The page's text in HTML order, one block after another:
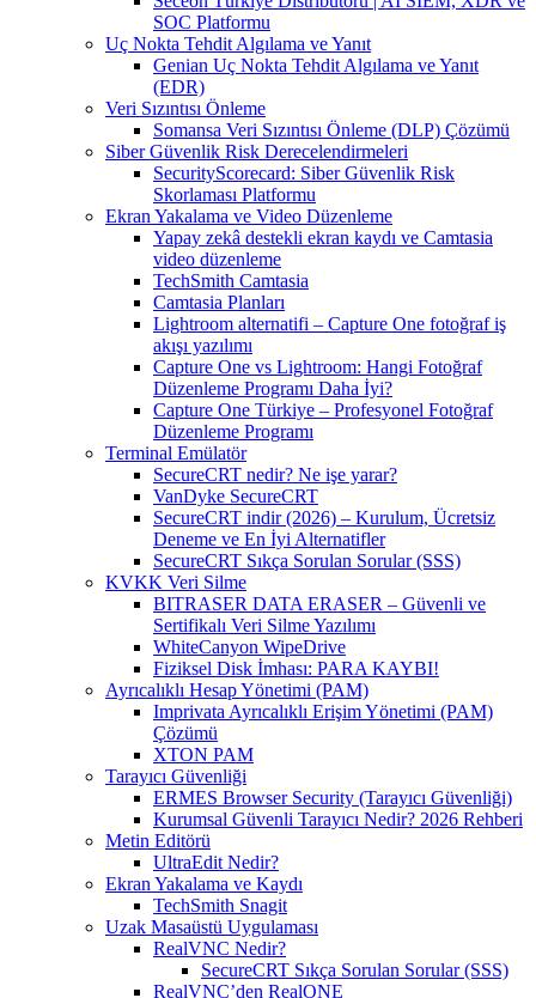
SOC Platformu
Uç Nokta Tehdit Algılama ve Yanıt
Genian Uç Nokta Tehdit Algılama ve Yanıt
(EDR)
Veri Sızıntısı Önleme
Somansa Veri Sızıntısı Önleme (DLP) Çözümü
Siber Güvenlik Risk Derecelendirmeleri
SecurityScorecard: Siber Güvenlik Risk
Skorlaması Platformu
Ekran Yakalama ve Video Düzenleme
Yapay zekâ destekli ekran kaydı ve Camtasia
video düzenleme
TechSmith Camtasia
Camtasia Planları
Lightroom alternatifi – Capture One fotoğraf iş
akışı yazılımı
Capture One vs Lightroom: Hangi Fotoğraf
Düzenleme Programı Daha İyi?
Capture One Türkiye – Profesyonel Fotoğraf
Düzenleme Programı
Terminal Emülatör
SecureCRT nedir? Ne işe yarar?
VanDyke SecureCRT
SecureCRT indir (2026) – Kurulum, Ücretsiz
Deneme ve En İyi Alternatifler
SecureCRT Sıkça Sorulan Sorular (SSS)
KVKK Veri Silme
BITRASER DATA ERASER – Güvenli ve
Sertifikalı Veri Silme Yazılımı
WhiteCanyon WipeDrive
Fiziksel Disk İmhası: PARA KAYBI!
Ayrıcalıklı Hesap Yönetimi (PAM)
Imprivata Ayrıcalıklı Erişim Yönetimi (PAM)
Çözümü
XTON PAM
Tarayıcı Güvenliği
ERMES Browser Security (Tarayıcı Güvenliği)
Kurumsal Güvenli Tarayıcı Nedir? 2026 Rehberi
Metin Editörü
UltraEdit Nedir?
Ekran Yakalama ve Kaydı
TechSmith Snagit
Uzak Masaüstü Uygulaması
RealVNC Nedir?
SecureCRT Sıkça Sorulan Sorular (SSS)
RealVNC’den RealONE